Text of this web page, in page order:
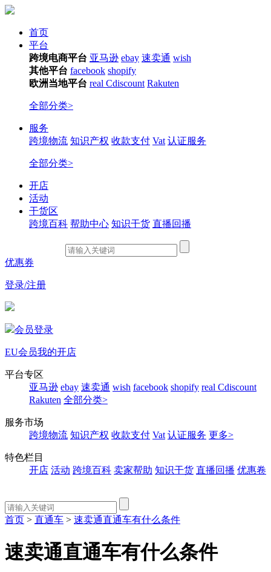
首页
平台
跨境电商平台 亚马逊 ebay 速卖通 wish
其他平台 facebook shopify
欧洲当地平台 real Cdiscount Rakuten
全部分类>
服务
跨境物流 知识产权 收款支付 Vat 认证服务
全部分类>
开店
活动
干货区
跨境百科 帮助中心 知识干货 直播回播
优惠券
登录/注册
会员登录
EU会员我的开店
平台专区
亚马逊 ebay 速卖通 wish facebook shopify real Cdiscount
Rakuten 全部分类>
服务市场
跨境物流 知识产权 收款支付 Vat 认证服务 更多>
特色栏目
开店 活动 跨境百科 卖家帮助 知识干货 直播回播 优惠卷
首页 > 直通车 > 速卖通直通车有什么条件
速卖通直通车有什么条件